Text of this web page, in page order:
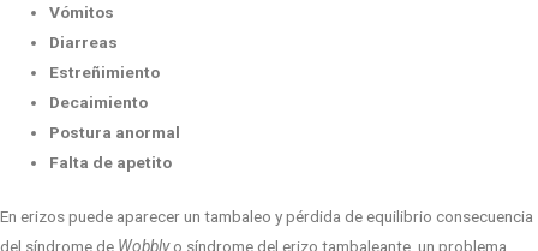
Vómitos
Diarreas
Estreñimiento
Decaimiento
Postura anormal
Falta de apetito
En erizos puede aparecer un tambaleo y pérdida de equilibrio consecuencia
del síndrome de Wobblyo síndrome del erizo tambaleante, un problema